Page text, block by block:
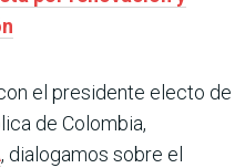
el presidente electo de
de Colombia,
, dialogamos sobre el